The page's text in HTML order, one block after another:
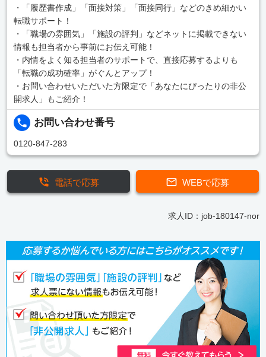
・「履歴書作成」「面接対策」「面接同行」などのきめ細かい
転職サポート！
・「職場の雰囲気」「施設の評判」などネットに掲載できない
情報も担当者から事前にお伝え可能！
・内情をよく知る担当者のサポートで、直接応募するよりも
「転職の成功確率」がぐんとアップ！
・お問い合わせいただいた方限定で「あなたにぴったりの非公
開求人」もご紹介！
お問い合わせ番号
0120-847-283
WEBで応募
電話で応募
求人ID：job-180147-nor